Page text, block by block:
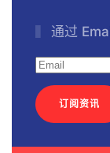
通过
订阅资讯